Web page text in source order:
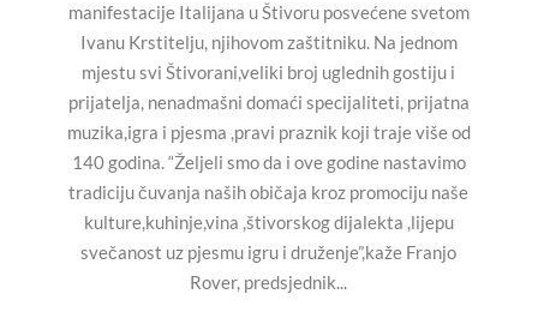
manifestacije Italijana u Štivoru posvećene svetom
Ivanu Krstitelju, njihovom zaštitniku. Na jednom
mjestu svi Štivorani,veliki broj uglednih gostiju i
prijatelja, nenadmašni domaći specijaliteti, prijatna
muzika,igra i pjesma ,pravi praznik koji traje više od
140 godina. “Željeli smo da i ove godine nastavimo
tradiciju čuvanja naših običaja kroz promociju naše
kulture,kuhinje,vina ,štivorskog dijalekta ,lijepu
svečanost uz pjesmu igru i druženje”,kaže Franjo
Rover, predsjednik...